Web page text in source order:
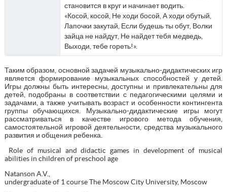
становится в круг и начинает водить.
«Косой, косой, Не ходи босой, А ходи обутый,
Лапочки закутай, Если будешь ты обут, Волки
зайца не найдут, Не найдет тебя медведь,
Выходи, тебе гореть!».
Таким образом, основной задачей музыкально-дидактических игр
является формирование музыкальных способностей у детей.
Игры должны быть интересны, доступны и привлекательны для
детей, подобраны в соответствии с педагогическими целями и
задачами, а также учитывать возраст и особенности контингента
группы обучающихся. Музыкально-дидактические игры могут
рассматриваться в качестве игрового метода обучения,
самостоятельной игровой деятельности, средства музыкального
развития и общения ребенка.
Role of musical and didactic games in development of musical
abilities in children of preschool age
Natanson A.V.,
undergraduate of 1 course The Moscow City University, Moscow